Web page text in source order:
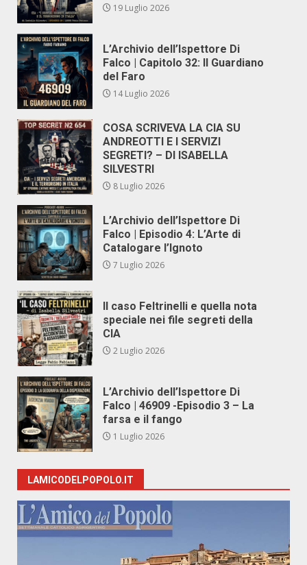
19 Luglio 2026
L’Archivio dell’Ispettore Di
Falco | Capitolo 32: Il Guardiano
del Faro
14 Luglio 2026
COSA SCRIVEVA LA CIA SU
ANDREOTTI E I SERVIZI
SEGRETI? – DI ISABELLA
SILVESTRI
8 Luglio 2026
L’Archivio dell’Ispettore Di
Falco | Episodio 4: L’Arte di
Catalogare l’Ignoto
7 Luglio 2026
Il caso Feltrinelli e quella nota
speciale nei file segreti della
CIA
2 Luglio 2026
L’Archivio dell’Ispettore Di
Falco | 46909 -Episodio 3 – La
farsa e il fango
1 Luglio 2026
LAMICODELPOPOLO.IT